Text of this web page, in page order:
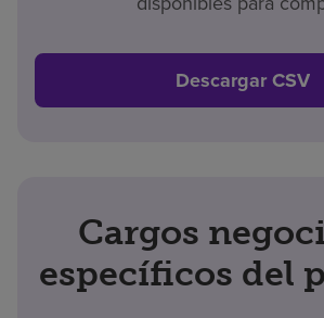
Descargar CSV
Cargos
específicos del